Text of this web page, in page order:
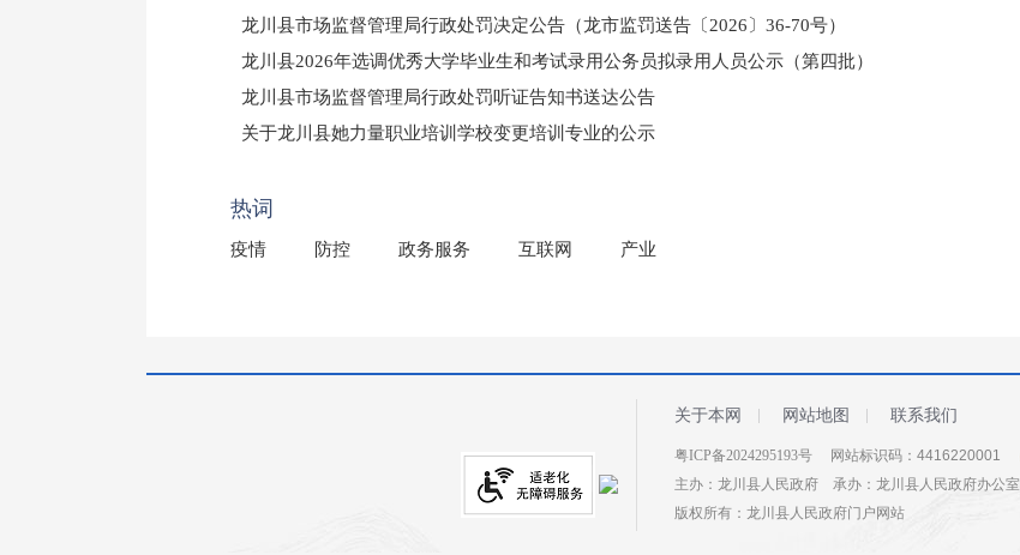
龙川县市场监督管理局行政处罚决定公告（龙市监罚送告〔2026〕36-70号）
龙川县2026年选调优秀大学毕业生和考试录用公务员拟录用人员公示（第四批）
龙川县市场监督管理局行政处罚听证告知书送达公告
（龙市监罚送告〔2026〕71号）
关于龙川县她力量职业培训学校变更培训专业的公示
热词
疫情 防控 政务服务 互联网 产业
关于本网 网站地图 联系我们
粤ICP备2024295193号 网站标识码：4416220001
主办：龙川县人民政府 承办：龙川县人民政府办公室
版权所有：龙川县人民政府门户网站